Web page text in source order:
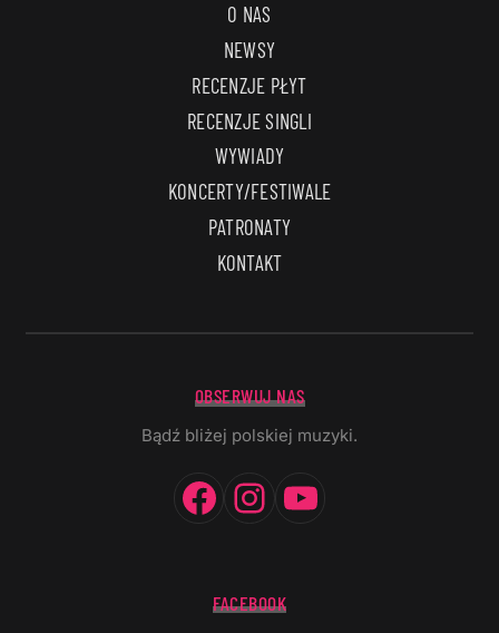
O NAS
NEWSY
RECENZJE PŁYT
RECENZJE SINGLI
WYWIADY
KONCERTY/FESTIWALE
PATRONATY
KONTAKT
OBSERWUJ NAS
Bądź bliżej polskiej muzyki.
Facebook
Instagram
FACEBOOK